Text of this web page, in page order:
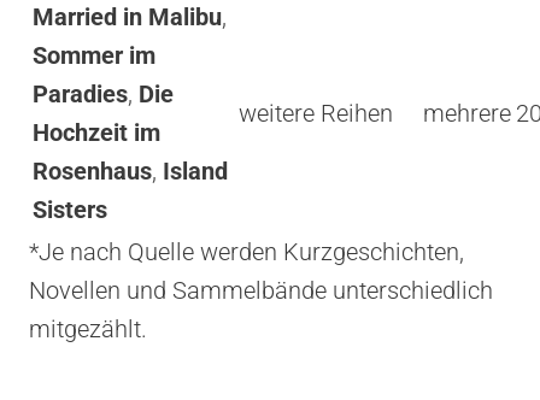
Married in Malibu,
Sommer im
Paradies, Die
Hochzeit im
Rosenhaus, Island
Sisters
weitere Reihen mehrere
*Je nach Quelle werden Kurzgeschichten,
Novellen und Sammelbände unterschiedlich
mitgezählt.